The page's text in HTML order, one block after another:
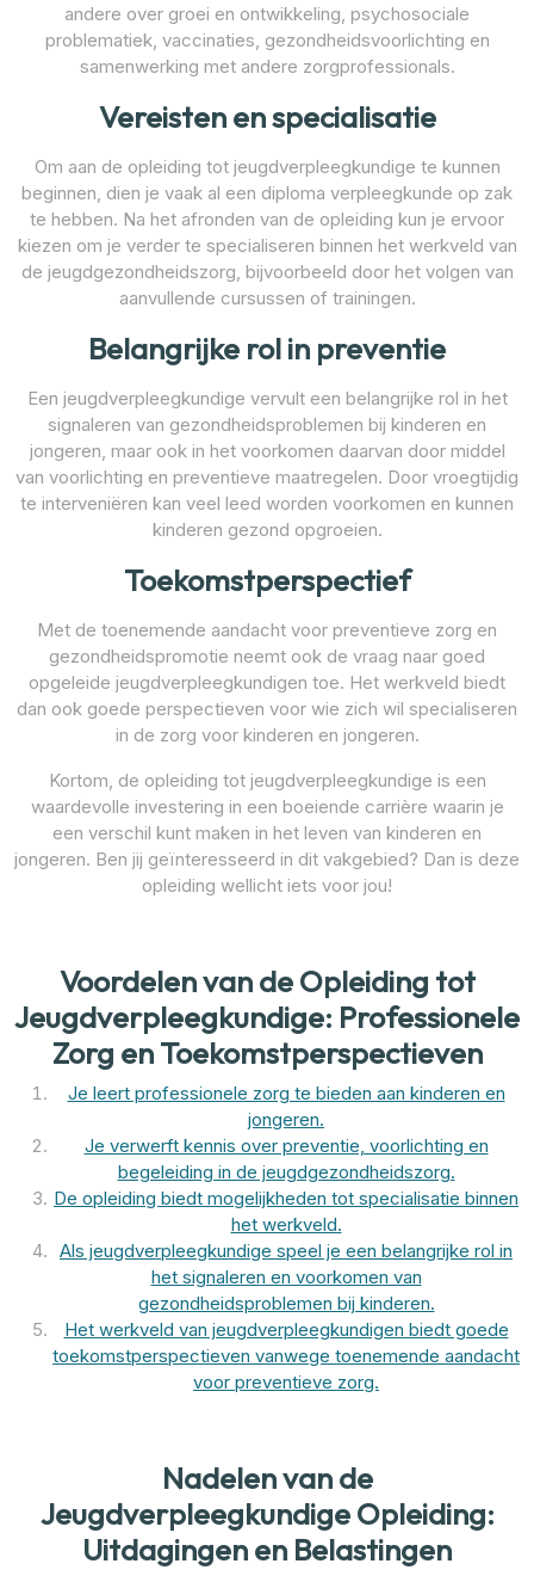
andere over groei en ontwikkeling, psychosociale
problematiek, vaccinaties, gezondheidsvoorlichting en
samenwerking met andere zorgprofessionals.
Vereisten en specialisatie
Om aan de opleiding tot jeugdverpleegkundige te kunnen
beginnen, dien je vaak al een diploma verpleegkunde op zak
te hebben. Na het afronden van de opleiding kun je ervoor
kiezen om je verder te specialiseren binnen het werkveld van
de jeugdgezondheidszorg, bijvoorbeeld door het volgen van
aanvullende cursussen of trainingen.
Belangrijke rol in preventie
Een jeugdverpleegkundige vervult een belangrijke rol in het
signaleren van gezondheidsproblemen bij kinderen en
jongeren, maar ook in het voorkomen daarvan door middel
van voorlichting en preventieve maatregelen. Door vroegtijdig
te interveniëren kan veel leed worden voorkomen en kunnen
kinderen gezond opgroeien.
Toekomstperspectief
Met de toenemende aandacht voor preventieve zorg en
gezondheidspromotie neemt ook de vraag naar goed
opgeleide jeugdverpleegkundigen toe. Het werkveld biedt
dan ook goede perspectieven voor wie zich wil specialiseren
in de zorg voor kinderen en jongeren.
Kortom, de opleiding tot jeugdverpleegkundige is een
waardevolle investering in een boeiende carrière waarin je
een verschil kunt maken in het leven van kinderen en
jongeren. Ben jij geïnteresseerd in dit vakgebied? Dan is deze
opleiding wellicht iets voor jou!
Voordelen van de Opleiding tot
Jeugdverpleegkundige: Professionele
Zorg en Toekomstperspectieven
Je leert professionele zorg te bieden aan kinderen en
jongeren.
Je verwerft kennis over preventie, voorlichting en
begeleiding in de jeugdgezondheidszorg.
De opleiding biedt mogelijkheden tot specialisatie binnen
het werkveld.
Als jeugdverpleegkundige speel je een belangrijke rol in
het signaleren en voorkomen van
gezondheidsproblemen bij kinderen.
Het werkveld van jeugdverpleegkundigen biedt goede
toekomstperspectieven vanwege toenemende aandacht
voor preventieve zorg.
Nadelen van de
Jeugdverpleegkundige Opleiding:
Uitdagingen en Belastingen